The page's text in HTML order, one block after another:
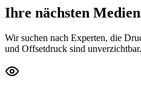
Ihre nächsten
Wir suchen nach Experten, die
und Offsetdruck sind